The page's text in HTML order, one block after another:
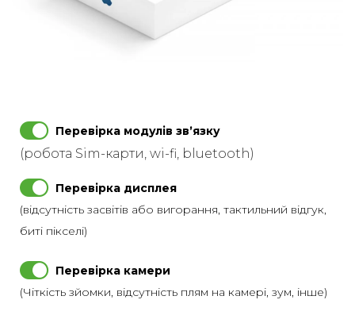
Перевірка модулів звʼязку
(робота Sim-карти, wi-fi, bluetooth)
Перевірка дисплея
(відсутність засвітів або вигорання, тактильний відгук,
биті пікселі)
Перевірка камери
(Чіткість зйомки, відсутність плям на камері, зум, інше)